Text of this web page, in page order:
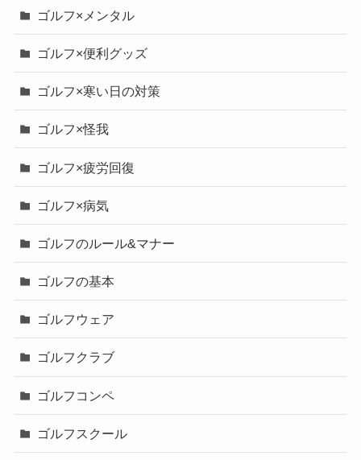
ゴルフ×メンタル
ゴルフ×便利グッズ
ゴルフ×寒い日の対策
ゴルフ×怪我
ゴルフ×疲労回復
ゴルフ×病気
ゴルフのルール&マナー
ゴルフの基本
ゴルフウェア
ゴルフクラブ
ゴルフコンペ
ゴルフスクール